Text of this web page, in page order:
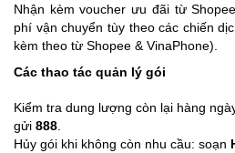
Nhận kèm voucher ưu đãi từ
phí vận chuyển tùy theo các chiến
kèm theo từ Shopee & VinaPhone).
Các thao tác quản lý gói
Kiểm tra dung lượng còn lại hàng
gửi 888.
Hủy gói khi không còn nhu cầu: soạn